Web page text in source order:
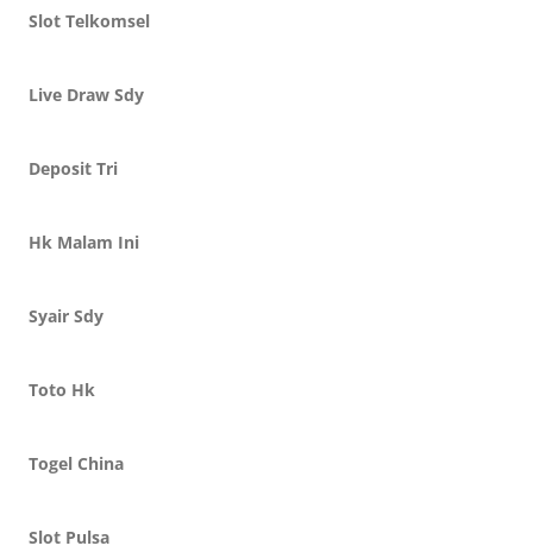
Slot Telkomsel
Live Draw Sdy
Deposit Tri
Hk Malam Ini
Syair Sdy
Toto Hk
Togel China
Slot Pulsa